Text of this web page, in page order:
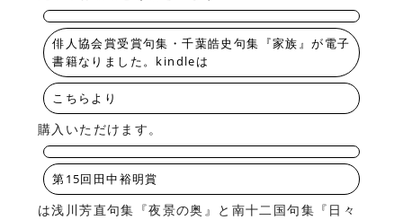
俳人協会賞受賞句集・千葉皓史句集『家族』が電子
書籍なりました。kindleは
こちらより
購入いただけます。
第15回田中裕明賞
は浅川芳直句集『夜景の奥』と南十二国句集『日々